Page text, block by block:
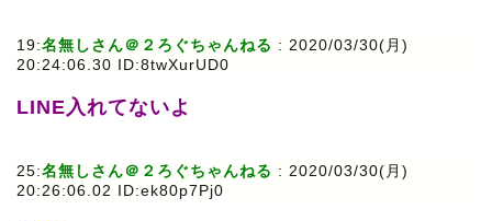
19:名無しさん＠２ろぐちゃんねる : 2020/03/30(月)
20:24:06.30 ID:8twXurUD0
LINE入れてないよ
25:名無しさん＠２ろぐちゃんねる : 2020/03/30(月)
20:26:06.02 ID:ek80p7Pj0